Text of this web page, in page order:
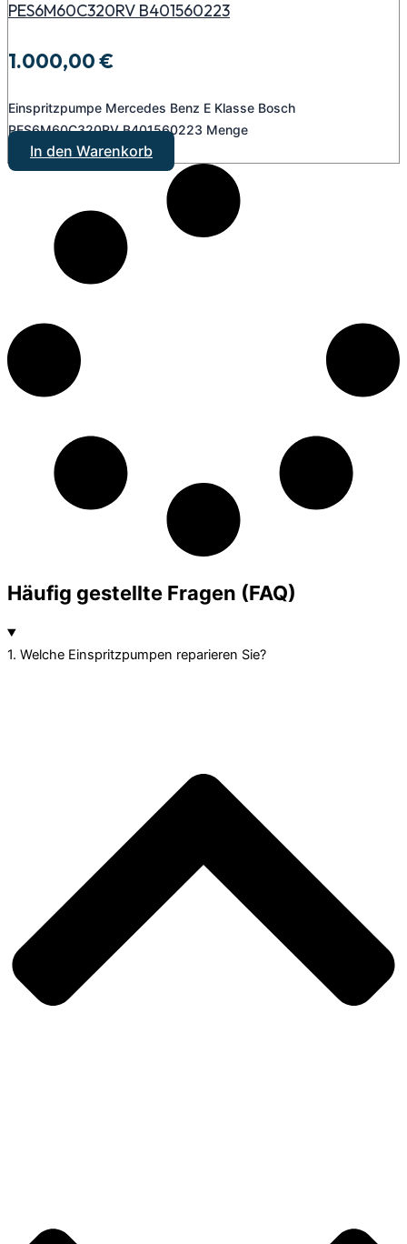
PES6M60C320RV B401560223
1.000,00€
Einspritzpumpe Mercedes Benz E Klasse Bosch
PES6M60C320RV B401560223 Menge
In den Warenkorb
Häufig gestellte Fragen (FAQ)
1. Welche Einspritzpumpen reparieren Sie?